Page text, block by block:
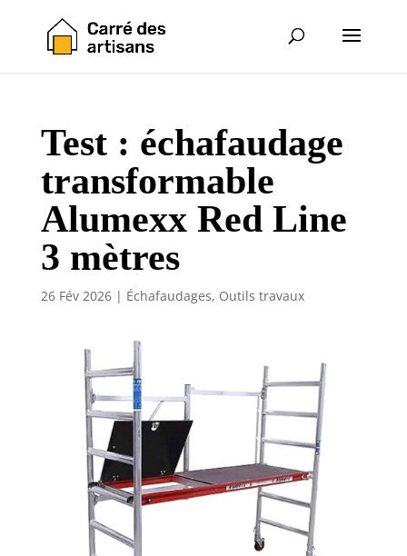
Test : échafaudage
transformable
Alumexx Red Line
3 mètres
26 Fév 2026| Échafaudages, Outils travaux